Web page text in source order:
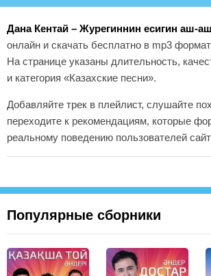
Дана Кентай – Журегиннин есигин аш-аш
онлайн и скачать бесплатно в mp3
На странице указаны длительность,
и категория «Казахские песни».
Добавляйте трек в плейлист, слушайте
переходите к рекомендациям, которые
реальному поведению пользователей
Популярные сборники